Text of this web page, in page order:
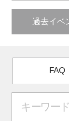
過去イベ
FAQ